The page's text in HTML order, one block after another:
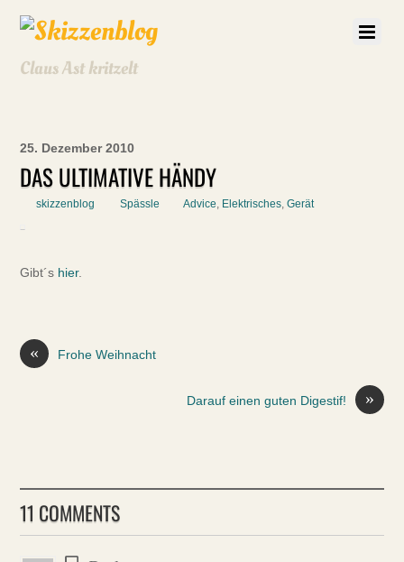
Claus Ast kritzelt
25. Dezember 2010
DAS ULTIMATIVE HÄNDY
skizzenblog Spässle Advice, Elektrisches,Gerät
Gibt´s hier.
« Frohe Weihnacht
»
Darauf einen guten Digestif!
11 COMMENTS